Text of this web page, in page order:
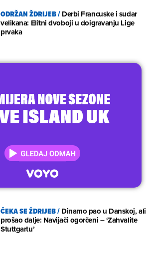
ODRŽAN ŽDRIJEB/Derbi Francuske i sudar
velikana: Elitni dvoboji u doigravanju Lige
prvaka
ČEKA SE ŽDRIJEB/Dinamo pao u Danskoj, ali
prošao dalje: Navijači ogorčeni – ‘Zahvalite
Stuttgartu’